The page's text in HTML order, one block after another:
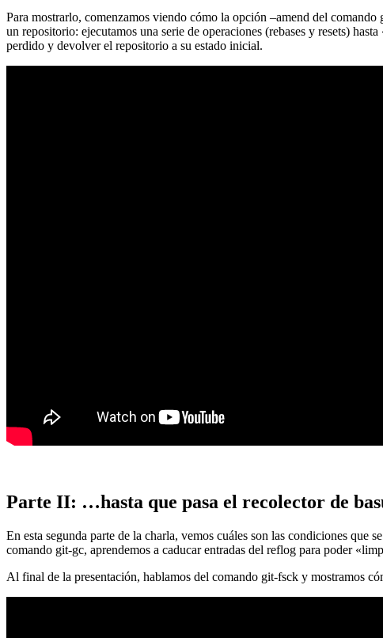
Para mostrarlo, comenzamos viendo cómo la opción –amend del
un repositorio: ejecutamos una serie de operaciones (rebases y resets)
perdido y devolver el repositorio a su estado inicial.
Parte II: …hasta que pasa el recolector de
En esta segunda parte de la charla, vemos cuáles son las condiciones
comando git-gc, aprendemos a caducar entradas del reflog para poder
Al final de la presentación, hablamos del comando git-fsck y mostramos